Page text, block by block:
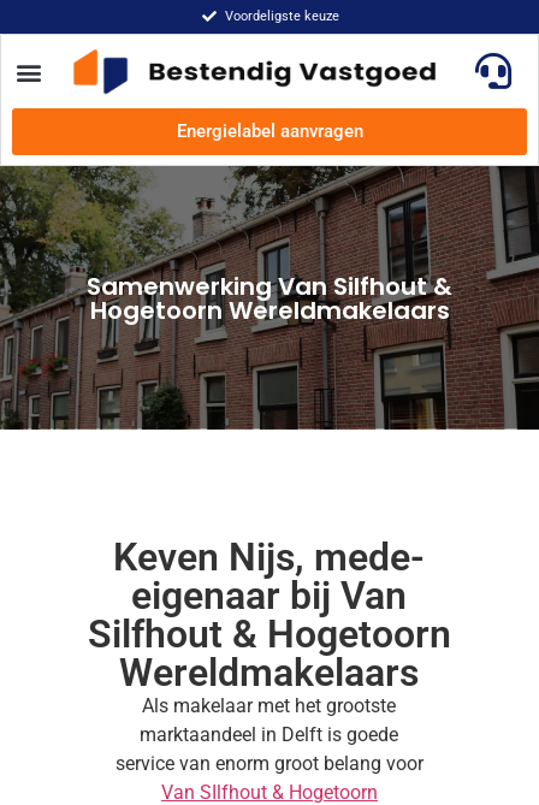
Voordeligste keuze
Energielabel aanvragen
Samenwerking Van Silfhout &
Hogetoorn Wereldmakelaars
Keven Nijs, mede-
eigenaar bij Van
Silfhout & Hogetoorn
Wereldmakelaars
Als makelaar met het grootste
marktaandeel in Delft is goede
service van enorm groot belang voor
Van SIlfhout & Hogetoorn